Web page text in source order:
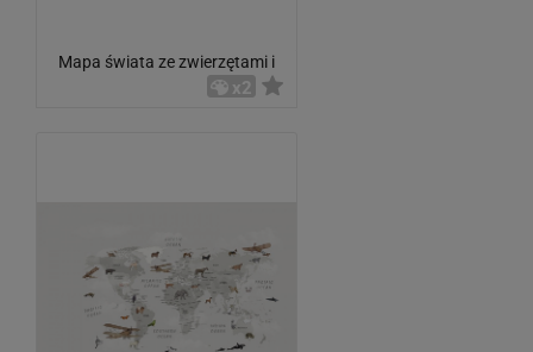
Mapa świata ze zwierzętami i
x2